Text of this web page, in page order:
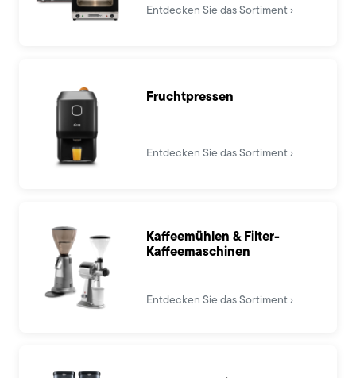
Entdecken Sie das Sortiment
Fruchtpressen
Entdecken Sie das Sortiment
Kaffeemühlen & Filter-
Kaffeemaschinen
Entdecken Sie das Sortiment